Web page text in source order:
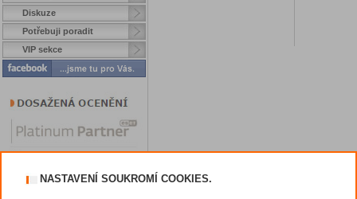
Diskuze
Potřebuji poradit
VIP sekce
NASTAVENÍ SOUKROMÍ COOKIES.